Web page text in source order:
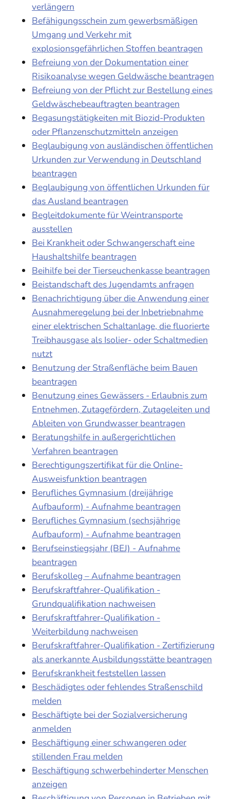
verlängern
Befähigungsschein zum gewerbsmäßigen
Umgang und Verkehr mit
explosionsgefährlichen Stoffen beantragen
Befreiung von der Dokumentation einer
Risikoanalyse wegen Geldwäsche beantragen
Befreiung von der Pflicht zur Bestellung eines
Geldwäschebeauftragten beantragen
Begasungstätigkeiten mit Biozid-Produkten
oder Pflanzenschutzmitteln anzeigen
Beglaubigung von ausländischen öffentlichen
Urkunden zur Verwendung in Deutschland
beantragen
Beglaubigung von öffentlichen Urkunden für
das Ausland beantragen
Begleitdokumente für Weintransporte
ausstellen
Bei Krankheit oder Schwangerschaft eine
Haushaltshilfe beantragen
Beihilfe bei der Tierseuchenkasse beantragen
Beistandschaft des Jugendamts anfragen
Benachrichtigung über die Anwendung einer
Ausnahmeregelung bei der Inbetriebnahme
einer elektrischen Schaltanlage, die fluorierte
Treibhausgase als Isolier- oder Schaltmedien
nutzt
Benutzung der Straßenfläche beim Bauen
beantragen
Benutzung eines Gewässers - Erlaubnis zum
Entnehmen, Zutagefördern, Zutageleiten und
Ableiten von Grundwasser beantragen
Beratungshilfe in außergerichtlichen
Verfahren beantragen
Berechtigungszertifikat für die Online-
Ausweisfunktion beantragen
Berufliches Gymnasium (dreijährige
Aufbauform) - Aufnahme beantragen
Berufliches Gymnasium (sechsjährige
Aufbauform) - Aufnahme beantragen
Berufseinstiegsjahr (BEJ) - Aufnahme
beantragen
Berufskolleg – Aufnahme beantragen
Berufskraftfahrer-Qualifikation -
Grundqualifikation nachweisen
Berufskraftfahrer-Qualifikation -
Weiterbildung nachweisen
Berufskraftfahrer-Qualifikation - Zertifizierung
als anerkannte Ausbildungsstätte beantragen
Berufskrankheit feststellen lassen
Beschädigtes oder fehlendes Straßenschild
melden
Beschäftigte bei der Sozialversicherung
anmelden
Beschäftigung einer schwangeren oder
stillenden Frau melden
Beschäftigung schwerbehinderter Menschen
anzeigen